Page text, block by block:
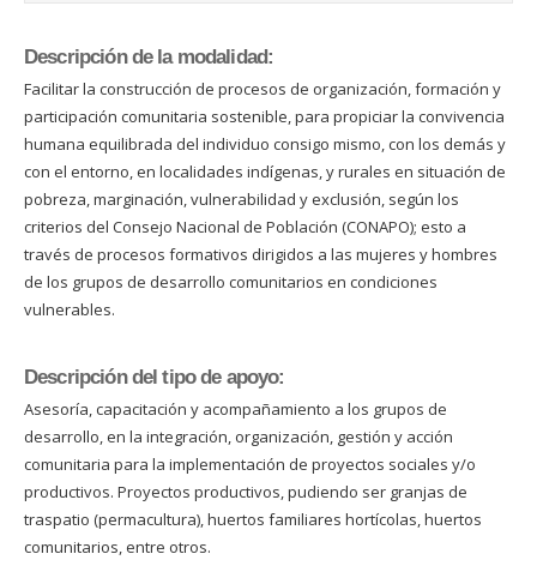
Descripción de la modalidad:
Facilitar la construcción de procesos de organización, formación y
participación comunitaria sostenible, para propiciar la convivencia
humana equilibrada del individuo consigo mismo, con los demás y
con el entorno, en localidades indígenas, y rurales en situación de
pobreza, marginación, vulnerabilidad y exclusión, según los
criterios del Consejo Nacional de Población (CONAPO); esto a
través de procesos formativos dirigidos a las mujeres y hombres
de los grupos de desarrollo comunitarios en condiciones
vulnerables.
Descripción del tipo de apoyo:
Asesoría, capacitación y acompañamiento a los grupos de
desarrollo, en la integración, organización, gestión y acción
comunitaria para la implementación de proyectos sociales y/o
productivos. Proyectos productivos, pudiendo ser granjas de
traspatio (permacultura), huertos familiares hortícolas, huertos
comunitarios, entre otros.